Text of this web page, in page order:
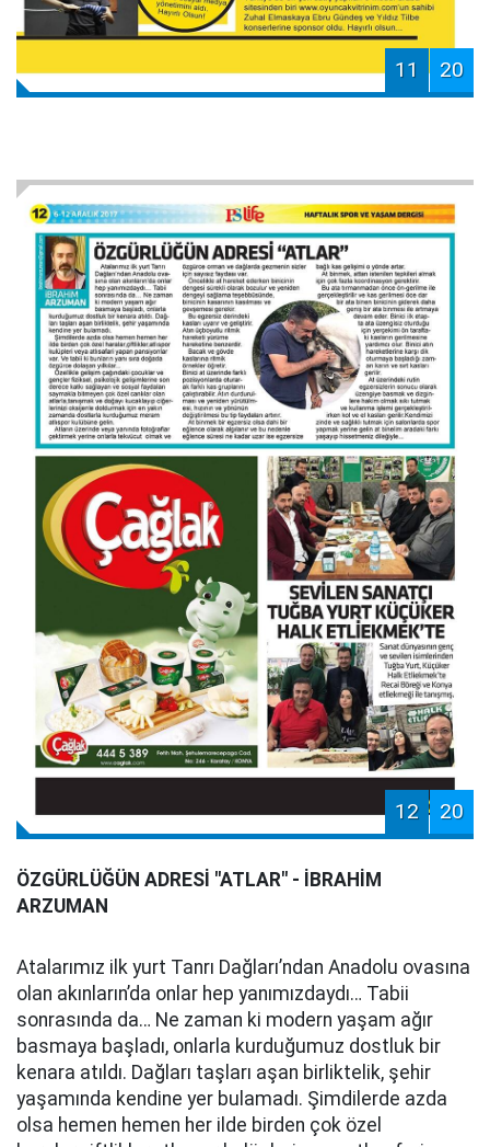
11 20
12 20
ÖZGÜRLÜĞÜN ADRESİ "ATLAR" - İBRAHİM
ARZUMAN
Atalarımız ilk yurt Tanrı Dağları’ndan Anadolu ovasına
olan akınların’da onlar hep yanımızdaydı… Tabii
sonrasında da… Ne zaman ki modern yaşam ağır
basmaya başladı, onlarla kurduğumuz dostluk bir
kenara atıldı. Dağları taşları aşan birliktelik, şehir
yaşamında kendine yer bulamadı. Şimdilerde azda
olsa hemen hemen her ilde birden çok özel